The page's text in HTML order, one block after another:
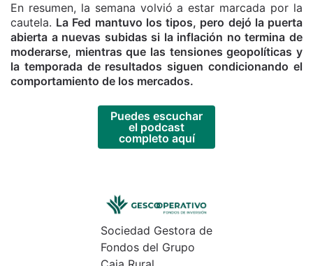
En resumen, la semana volvió a estar marcada por la
cautela. La Fed mantuvo los tipos, pero dejó la puerta
abierta a nuevas subidas si la inflación no termina de
moderarse, mientras que las tensiones geopolíticas y
la temporada de resultados siguen condicionando el
comportamiento de los mercados.
Puedes escuchar
el podcast
completo aquí
Sociedad Gestora de
Fondos del Grupo